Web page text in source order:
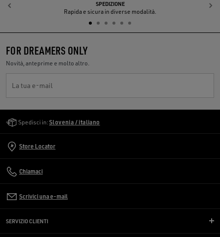
SPEDIZIONE
Rapida e sicura in diverse modalità.
Indietro
FOR DREAMERS ONLY
Novità, anteprime e molto altro.
La tua e-mail
Spedisci in: Slovenia / italiano
Store Locator
Chiamaci
Scrivici una e-mail
SERVIZIO CLIENTI